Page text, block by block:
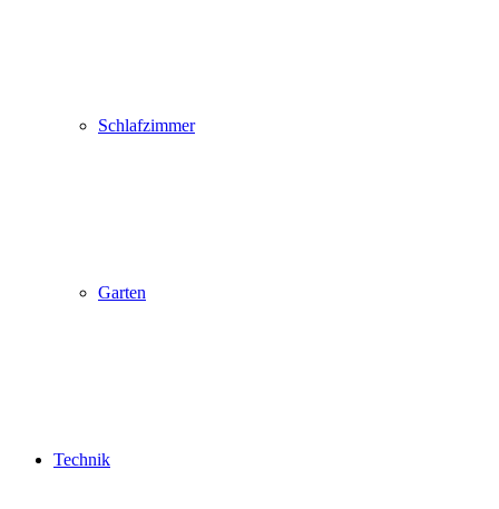
Schlafzimmer
Garten
Technik